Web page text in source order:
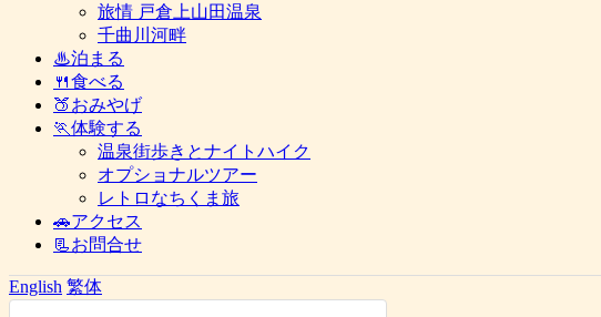
旅情 戸倉上山田温泉
千曲川河畔
♨泊まる
🍴食べる
🍑おみやげ
🏃体験する
温泉街歩きとナイトハイク
オプショナルツアー
レトロなちくま旅
🚗アクセス
📃お問合せ
English 繁体